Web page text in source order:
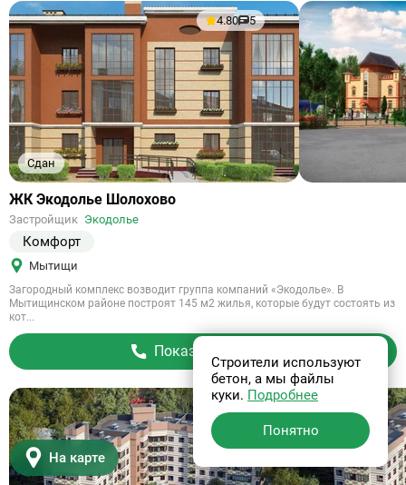
На карте
Сдан
4.80 5
Ссылка
объект
ЖК Экодолье Шолохово
Застройщик Экодолье
Комфорт
Мытищи
Загородный комплекс возводит группа компаний «Экодолье». В
Мытищинском районе построят 145 м2 жилья, которые будут состоять из
кот...
Показать телефон
Строители используют
бетон, а мы файлы
куки. Подробнее
Понятно